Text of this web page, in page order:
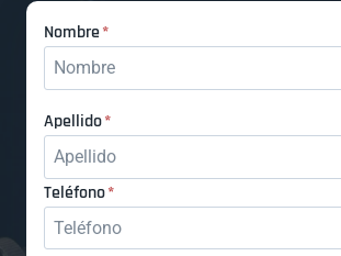
Nombre*
N
m
b
r
Apellido*
A
e
l
Teléfono*
T
l